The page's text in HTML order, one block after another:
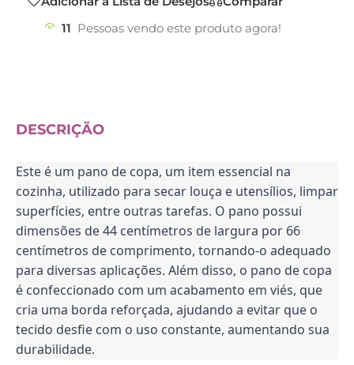
11 Pessoas vendo este produto agora!
DESCRIÇÃO
Este é um pano de copa, um item essencial na
cozinha, utilizado para secar louça e utensílios, limpar
superfícies, entre outras tarefas. O pano possui
dimensões de 44 centímetros de largura por 66
centímetros de comprimento, tornando-o adequado
para diversas aplicações. Além disso, o pano de copa
é confeccionado com um acabamento em viés, que
cria uma borda reforçada, ajudando a evitar que o
tecido desfie com o uso constante, aumentando sua
durabilidade.